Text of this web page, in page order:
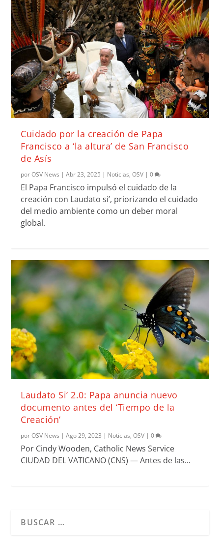
Cuidado por la creación de Papa
Francisco a ‘la altura’ de San Francisco
de Asís
porOSV News |Abr 23, 2025 | Noticias,OSV |0
El Papa Francisco impulsó el cuidado de la
creación con Laudato si’, priorizando el cuidado
del medio ambiente como un deber moral
global.
Laudato Si’ 2.0: Papa anuncia nuevo
documento antes del ‘Tiempo de la
Creación’
porOSV News |Ago 29, 2023 | Noticias,OSV |0
Por Cindy Wooden, Catholic News Service
CIUDAD DEL VATICANO (CNS) — Antes de las...